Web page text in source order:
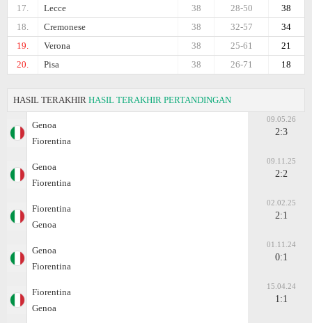
17.
Lecce 38
28-50
38
18.
Cremonese 34
32-57
38
19.
Verona 21
25-61
38
20.
Pisa 18
26-71
38
HASIL TERAKHIR HASIL TERAKHIR PERTANDINGAN
Genoa
Fiorentina
09.05.26
2:3
Genoa
Fiorentina
09.11.25
2:2
Fiorentina
Genoa
02.02.25
2:1
Genoa
Fiorentina
01.11.24
0:1
Fiorentina
Genoa
15.04.24
1:1